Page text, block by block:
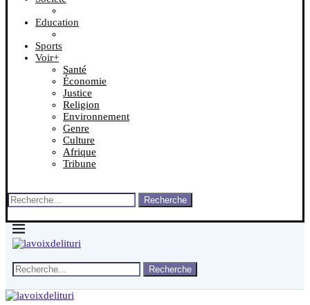
Education
Sports
Voir+
Santé
Économie
Justice
Religion
Environnement
Genre
Culture
Afrique
Tribune
Recherche
Recherche